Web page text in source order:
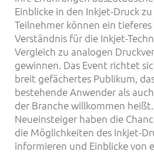
Einblicke in den Inkjet-Druck
Teilnehmer können ein tieferes
Verständnis für die Inkjet-
Vergleich zu analogen
gewinnen. Das Event richtet
breit gefächertes Publikum,
bestehende Anwender als
der Branche willkommen heißt.
Neueinsteiger haben die
die Möglichkeiten des Inkjet-
informieren und Einblicke von